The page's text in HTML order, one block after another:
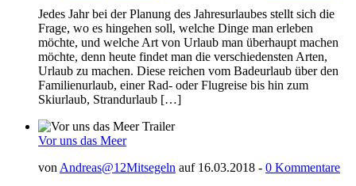
Jedes Jahr bei der Planung des Jahresurlaubes stellt sich die
Frage, wo es hingehen soll, welche Dinge man erleben
möchte, und welche Art von Urlaub man überhaupt machen
möchte, denn heute findet man die verschiedensten Arten,
Urlaub zu machen. Diese reichen vom Badeurlaub über den
Familienurlaub, einer Rad- oder Flugreise bis hin zum
Skiurlaub, Strandurlaub […]
Vor uns das Meer
von Andreas@12Mitsegeln auf 16.03.2018 - 0 Kommentare